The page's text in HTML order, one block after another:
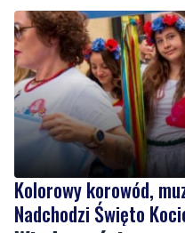
Kolorowy korowód,
Nadchodzi Święto